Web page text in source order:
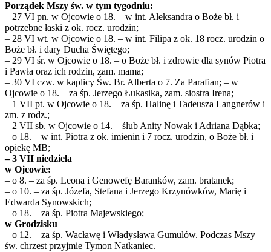
Porządek Mszy św. w tym tygodniu:
– 27 VI pn. w Ojcowie o 18. – w int. Aleksandra o Boże bł. i
potrzebne łaski z ok. rocz. urodzin;
– 28 VI wt. w Ojcowie o 18. – w int. Filipa z ok. 18 rocz. urodzin o
Boże bł. i dary Ducha Świętego;
– 29 VI śr. w Ojcowie o 18. – o Boże bł. i zdrowie dla synów Piotra
i Pawła oraz ich rodzin, zam. mama;
– 30 VI czw. w kaplicy Św. Br. Alberta o 7. Za Parafian; – w
Ojcowie o 18. – za śp. Jerzego Łukasika, zam. siostra Irena;
– 1 VII pt. w Ojcowie o 18. – za śp. Halinę i Tadeusza Langnerów i
zm. z rodz.;
– 2 VII sb. w Ojcowie o 14. – ślub Anity Nowak i Adriana Dąbka;
– o 18. – w int. Piotra z ok. imienin i 7 rocz. urodzin, o Boże bł. i
opiekę MB;
– 3 VII niedziela
w Ojcowie:
– o 8. – za śp. Leona i Genowefę Baranków, zam. bratanek;
– o 10. – za śp. Józefa, Stefana i Jerzego Krzynówków, Marię i
Edwarda Synowskich;
– o 18. – za śp. Piotra Majewskiego;
w Grodzisku
– o 12. – za śp. Wacławę i Władysława Gumulów. Podczas Mszy
św. chrzest przyjmie Tymon Natkaniec.